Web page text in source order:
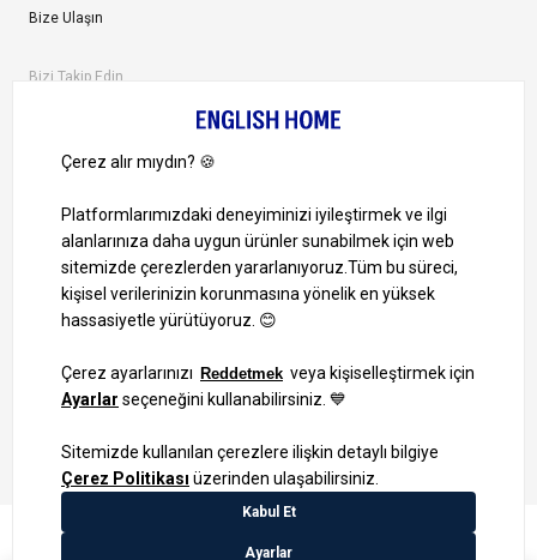
Bize Ulaşın
Bizi Takip Edin
1000 TL ve Üzeri Alışverişlerinizde Kargo Bedava!
Bilgi Toplum Hizmetleri
KVKK Veri İşleme Politikamız
Site Haritası